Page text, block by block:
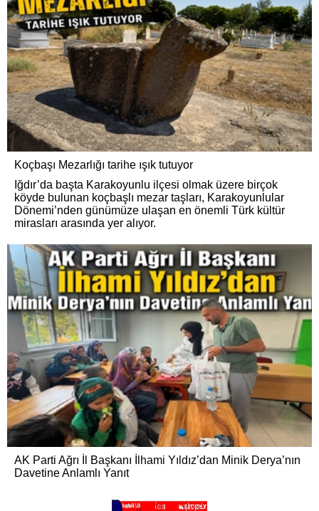
Koçbaşı Mezarlığı tarihe ışık tutuyor
Iğdır’da başta Karakoyunlu ilçesi olmak üzere birçok
köyde bulunan koçbaşlı mezar taşları, Karakoyunlular
Dönemi’nden günümüze ulaşan en önemli Türk kültür
mirasları arasında yer alıyor.
AK Parti Ağrı İl Başkanı İlhami Yıldız’dan Minik Derya’nın
Davetine Anlamlı Yanıt